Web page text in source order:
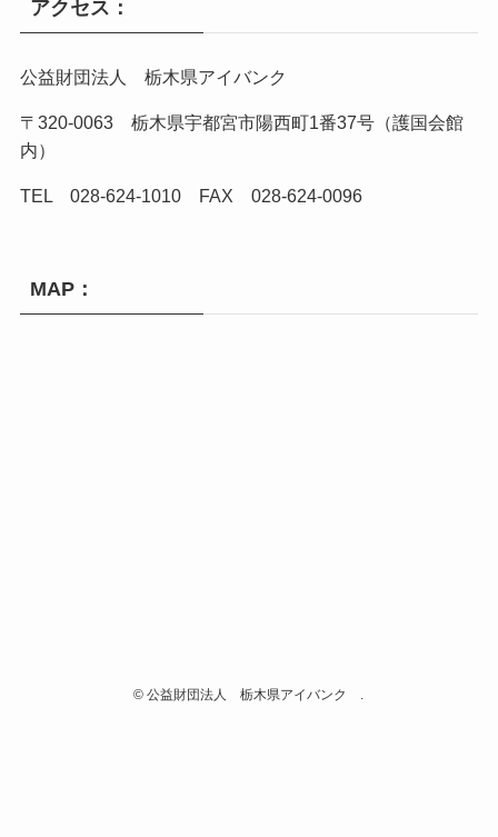
アクセス：
公益財団法人 栃木県アイバンク
〒320-0063 栃木県宇都宮市陽西町1番37号（護国会館
内）
TEL 028-624-1010 FAX 028-624-0096
MAP：
© 公益財団法人 栃木県アイバンク .